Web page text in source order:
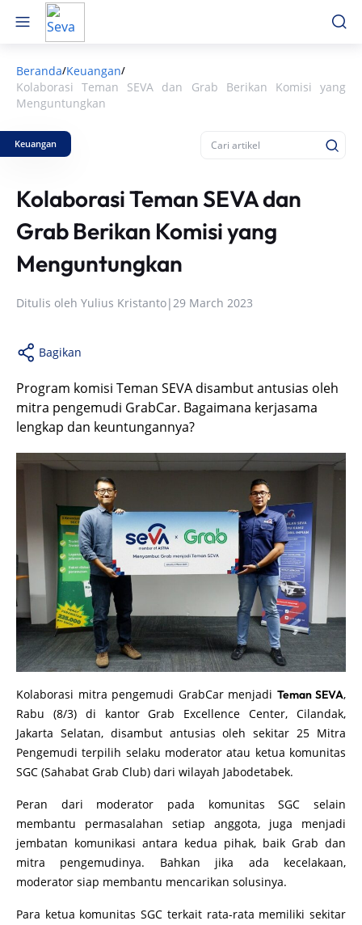
Beranda/Keuangan/
Kolaborasi Teman SEVA dan Grab Berikan Komisi yang
Menguntungkan
Keuangan
Kolaborasi Teman SEVA dan
Grab Berikan Komisi yang
Menguntungkan
Ditulis oleh Yulius Kristanto|29 March 2023
Bagikan
Program komisi Teman SEVA disambut antusias oleh
mitra pengemudi GrabCar. Bagaimana kerjasama
lengkap dan keuntungannya?
Kolaborasi mitra pengemudi GrabCar menjadi Teman SEVA,
Rabu (8/3) di kantor Grab Excellence Center, Cilandak,
Jakarta Selatan, disambut antusias oleh sekitar 25 Mitra
Pengemudi terpilih selaku moderator atau ketua komunitas
SGC (Sahabat Grab Club) dari wilayah Jabodetabek.
Peran dari moderator pada komunitas SGC selain
membantu permasalahan setiap anggota, juga menjadi
jembatan komunikasi antara kedua pihak, baik Grab dan
mitra pengemudinya. Bahkan jika ada kecelakaan,
moderator siap membantu mencarikan solusinya.
Para ketua komunitas SGC terkait rata-rata memiliki sekitar